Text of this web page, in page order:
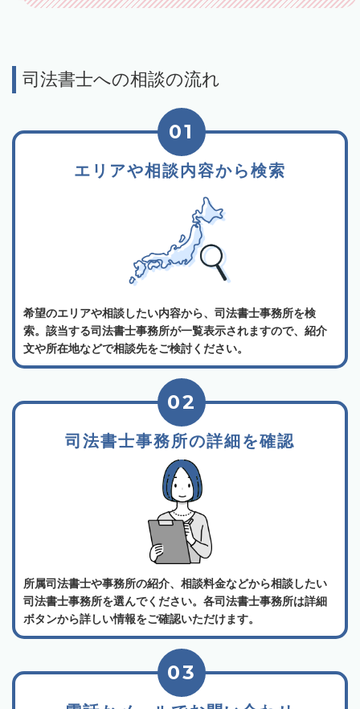
司法書士への相談の流れ
エリアや相談内容から検索
01
希望のエリアや相談したい内容から、司法書士事務所を検
索。該当する司法書士事務所が一覧表示されますので、紹介
文や所在地などで相談先をご検討ください。
司法書士事務所の詳細を確認
02
所属司法書士や事務所の紹介、相談料金などから相談したい
司法書士事務所を選んでください。各司法書士事務所は詳細
ボタンから詳しい情報をご確認いただけます。
03